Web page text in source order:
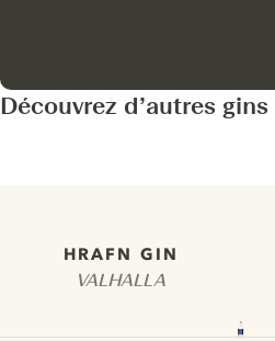
Découvrez d’autres gins
HRAFN GIN
VALHALLA